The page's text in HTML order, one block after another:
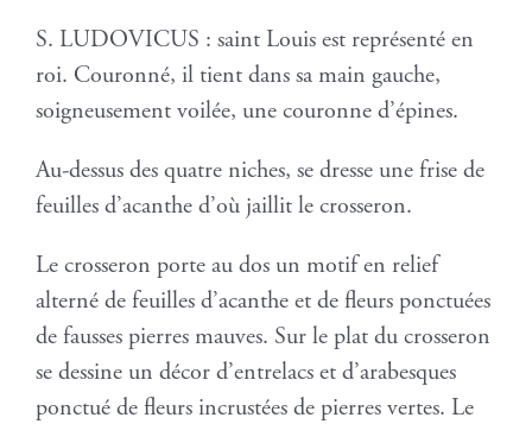
S. LUDOVICUS : saint Louis est représenté en
roi. Couronné, il tient dans sa main gauche,
soigneusement voilée, une couronne d’épines.
Au-dessus des quatre niches, se dresse une frise de
feuilles d’acanthe d’où jaillit le crosseron.
Le crosseron porte au dos un motif en relief
alterné de feuilles d’acanthe et de fleurs ponctuées
de fausses pierres mauves. Sur le plat du crosseron
se dessine un décor d’entrelacs et d’arabesques
ponctué de fleurs incrustées de pierres vertes. Le